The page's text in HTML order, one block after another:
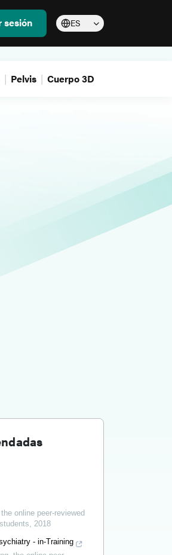
sesión ES
Pelvis Cuerpo 3D
online peer-reviewed
, 2018
- in-Training